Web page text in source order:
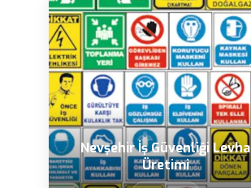
Nevşehir İş Güvenliği Levha
Üretimi